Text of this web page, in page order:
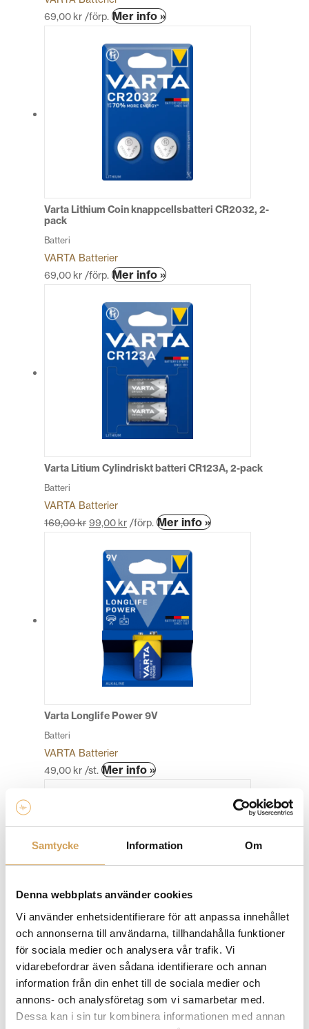
Samtycke Information Om
Denna webbplats använder cookies
Vi använder enhetsidentifierare för att anpassa innehållet
och annonserna till användarna, tillhandahålla funktioner
för sociala medier och analysera vår trafik. Vi
vidarebefordrar även sådana identifierare och annan
information från din enhet till de sociala medier och
annons- och analysföretag som vi samarbetar med.
Dessa kan i sin tur kombinera informationen med annan
69,00 kr /förp. Mer info »Den
produkten
har
flera
De
alternativen
kan
väljas
produktsidan
Varta Lithium Coin knappcellsbatteri CR2032, 2-
pack
Batteri
VARTA Batterier
69,00 kr /förp. Mer info »Den
produkten
har
flera
De
olika
alternativen
kan
väljas
produktsidan
Varta Litium Cylindriskt batteri CR123A, 2-pack
Batteri
VARTA Batterier
169,00kr 99,00 kr /förp. Mer info »Den
Varta Longlife Power 9V
Batteri
VARTA Batterier
49,00 kr /st. Mer info »Den
varianter.
De
alternativen
kan
väljas
Varta Longlife Power AA-batteri, 4-pack
Batteri
VARTA Batterier
49,00 kr/förp. Mer info »Den